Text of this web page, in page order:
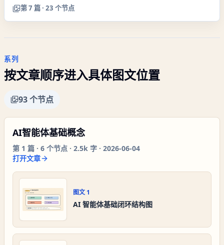
第7 篇 · 23 个节点
系列
按文章顺序进入具体图文位置
93个节点
AI智能体基础概念
第 1 篇 · 6 个节点 · 2.5k 字 · 2026-06-04
打开文章
图文 1
AI 智能体基础闭环结构图